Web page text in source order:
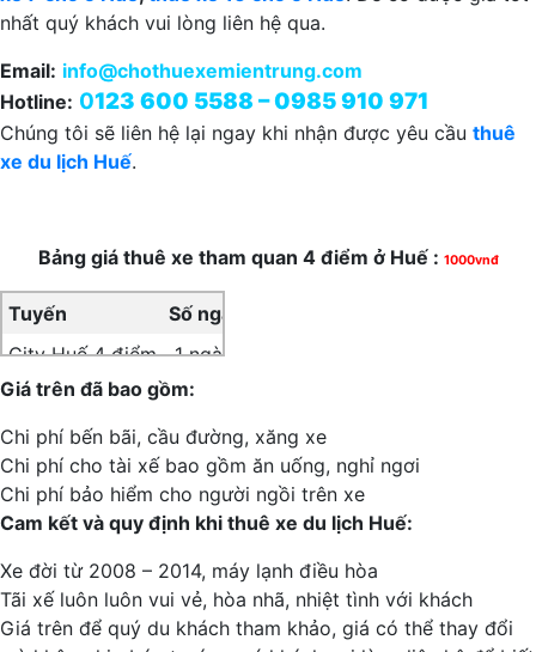
nhất quý khách vui lòng liên hệ qua.
Email: info@chothuexemientrung.com
Hotline: 0123 600 5588 – 0985 910 971
Chúng tôi sẽ liên hệ lại ngay khi nhận được yêu cầu thuê
xe du lịch Huế.
Bảng giá thuê xe tham quan 4 điểm ở Huế : 1000vnđ
Tuyến Số ngày
City Huế 4 điểm 1 ngày
Giá trên đã bao gồm:
Chi phí bến bãi, cầu đường, xăng xe
Chi phí cho tài xế bao gồm ăn uống, nghỉ ngơi
Chi phí bảo hiểm cho người ngồi trên xe
Cam kết và quy định khi thuê xe du lịch Huế:
Xe đời từ 2008 – 2014, máy lạnh điều hòa
Tãi xế luôn luôn vui vẻ, hòa nhã, nhiệt tình với khách
Giá trên để quý du khách tham khảo, giá có thể thay đổi